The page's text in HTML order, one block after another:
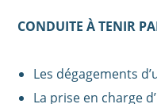
CONDUITE À TENIR
Les dégagements
La prise en charge